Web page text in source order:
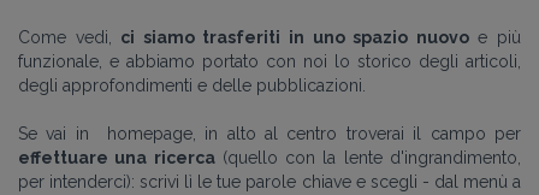
Come vedi, ci siamo trasferiti in uno spazio nuovoe più
funzionale, e abbiamo portato con noi lo storico degli articoli,
degli approfondimenti e delle pubblicazioni.
Se vai in homepage, in alto al centro troverai il campo per
effettuare una ricerca(quello con la lente d'ingrandimento,
per intenderci): scrivi lì le tue parole chiave e scegli - dal menù a